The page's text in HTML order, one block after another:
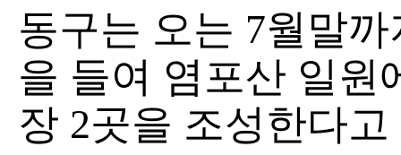
동구는 오는 7월말
을 들여 염포산 일원
장 2곳을 조성한다